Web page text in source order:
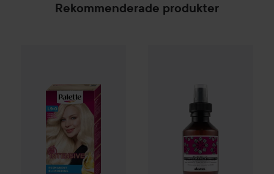
Rekommenderade produkter